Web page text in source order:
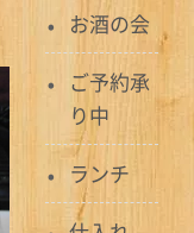
お酒の会
ご予約承
り中
ランチ